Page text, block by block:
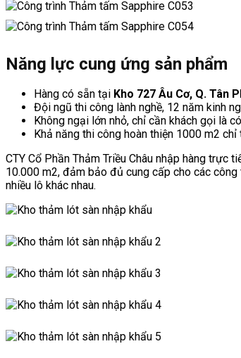
Năng lực cung ứng sản phẩm
Hàng có sẵn tại Kho 727 Âu Cơ, Q. Tân
Đội ngũ thi công lành nghề, 12 năm kinh
Không ngại lớn nhỏ, chỉ cần khách gọi là
Khả năng thi công hoàn thiện 1000 m2
CTY Cổ Phần Thảm Triều Châu nhập hàng trực
10.000 m2, đảm bảo đủ cung cấp cho các
nhiều lô khác nhau.